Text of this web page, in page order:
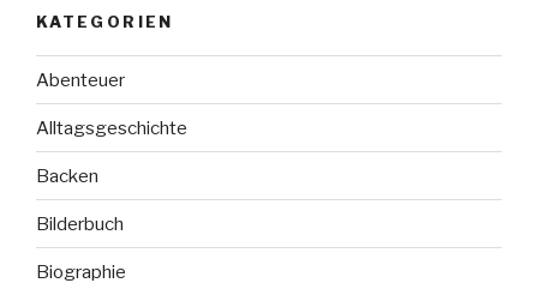
KATEGORIEN
Abenteuer
Alltagsgeschichte
Backen
Bilderbuch
Biographie